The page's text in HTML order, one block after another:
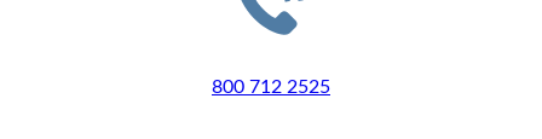
800 712 2525